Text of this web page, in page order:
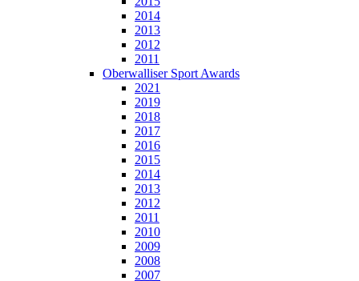
2014
2013
2012
2011
Oberwalliser Sport Awards
2021
2019
2018
2017
2016
2015
2014
2013
2012
2011
2010
2009
2008
2007